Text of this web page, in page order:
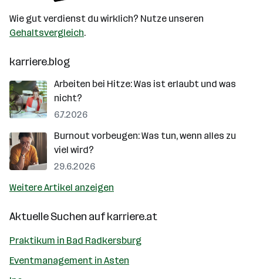
Wie gut verdienst du wirklich? Nutze unseren
Gehaltsvergleich.
karriere.blog
Arbeiten bei Hitze: Was ist erlaubt und was
nicht?
6.7.2026
Burnout vorbeugen: Was tun, wenn alles zu
viel wird?
29.6.2026
Weitere Artikel anzeigen
Aktuelle Suchen aufkarriere.at
Praktikum in Bad Radkersburg
Eventmanagement in Asten